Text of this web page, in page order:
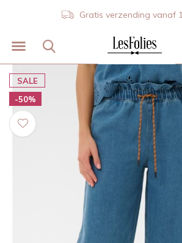
Gratis verzending vanaf
SALE
-50%